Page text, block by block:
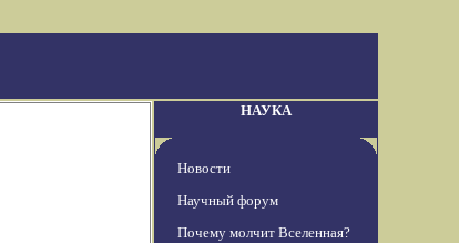
НАУКА
Новости
Научный форум
Почему молчит Вселенная?